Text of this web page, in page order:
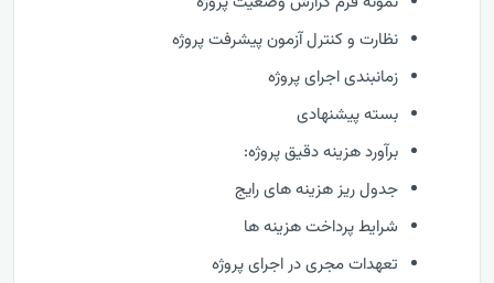
نظارت و كنترل آزمون پیشرفت پروژه
زمانبندی اجرای پروژه
بسته پیشنهادی
برآورد هزینه دقیق پروژه:
جدول ریز هزینه های رایج
شرایط پرداخت هزینه ها
تعهدات مجری در اجرای پروژه